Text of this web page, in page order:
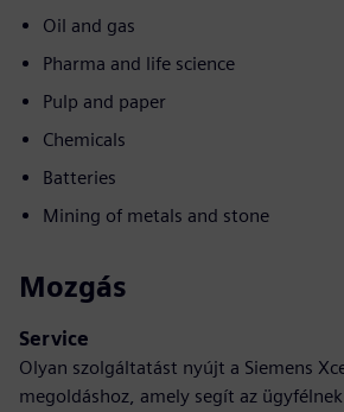
Oil and gas
Pharma and life science
Pulp and paper
Chemicals
Batteries
Mining of metals and stone
Mozgás
Service
Olyan szolgáltatást nyújt a Siemens
megoldáshoz, amely segít az